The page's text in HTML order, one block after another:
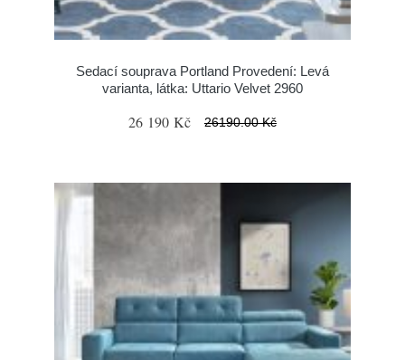
Sedací souprava Portland Provedení: Levá
varianta, látka: Uttario Velvet 2960
26 190 Kč 26190.00 Kč